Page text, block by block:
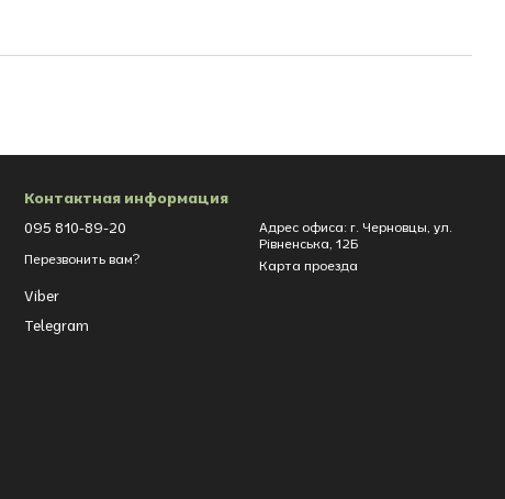
Контактная информация
095 810-89-20
Перезвонить вам?
Viber
Telegram
Адрес офиса: г. Черновцы, ул.
Рівненська, 12Б
Карта проезда